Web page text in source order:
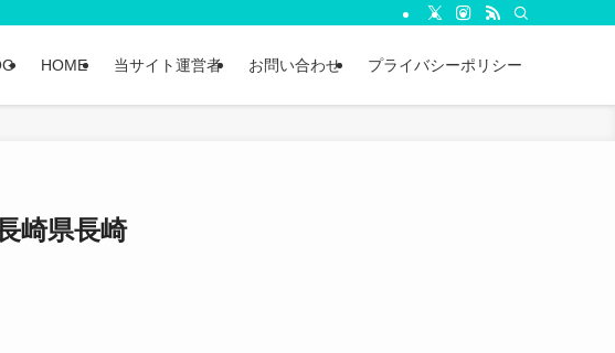
HOME 当サイト運営者 お問い合わせ プライバシーポリシー
崎県長崎